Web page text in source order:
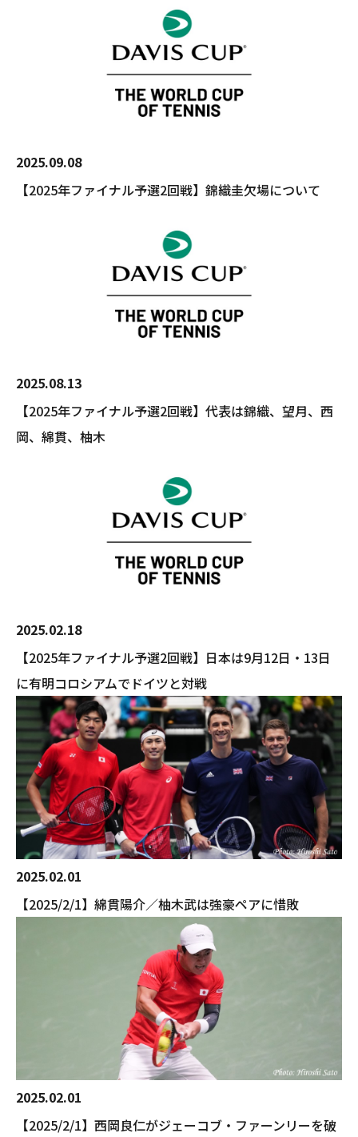
2025.09.08
【2025年ファイナル予選2回戦】錦織圭欠場について
2025.08.13
【2025年ファイナル予選2回戦】代表は錦織、望月、西
岡、綿貫、柚木
2025.02.18
【2025年ファイナル予選2回戦】日本は9月12日・13日
に有明コロシアムでドイツと対戦
2025.02.01
【2025/2/1】綿貫陽介／柚木武は強豪ペアに惜敗
2025.02.01
【2025/2/1】西岡良仁がジェーコブ・ファーンリーを破